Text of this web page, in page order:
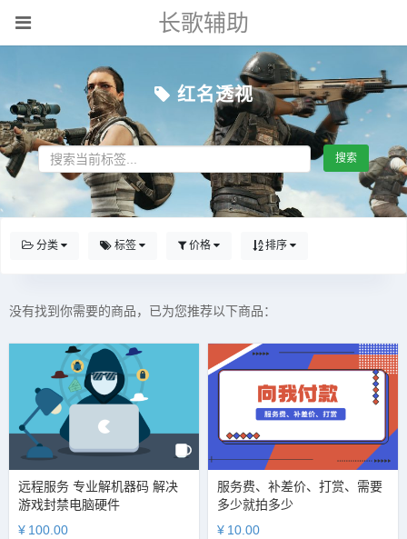
长歌辅助
红名透视
搜索
分类 标签 价格 排序
没有找到你需要的商品，已为您推荐以下商品：
远程服务 专业解机器码 解决
游戏封禁电脑硬件
¥ 100.00
服务费、补差价、打赏、需要
多少就拍多少
¥ 10.00